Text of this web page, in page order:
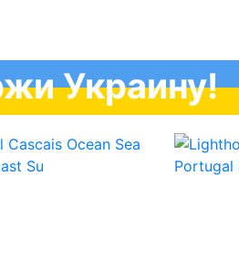
Украину!